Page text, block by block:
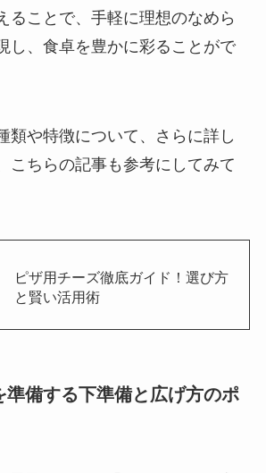
ることで、手軽に理想のなめら
し、食卓を豊かに彩ることがで
類や特徴について、さらに詳し
こちらの記事も参考にしてみて
ピザ用チーズ徹底ガイド！選び方
と賢い活用術
準備する下準備と広げ方のポ